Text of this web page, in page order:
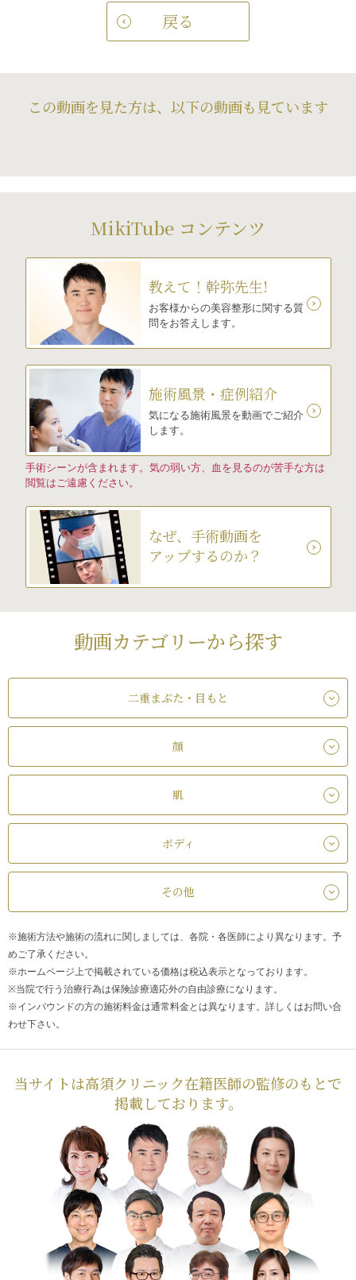
戻る
この動画を見た方は、以下の動画も見ています
MikiTube コンテンツ
教えて！幹弥先生!
お客様からの美容整形に関する質
問をお答えします。
施術風景・症例紹介
気になる施術風景を動画でご紹介
します。
手術シーンが含まれます。気の弱い方、血を見るのが苦手な方は
閲覧はご遠慮ください。
なぜ、手術動画を
アップするのか？
動画カテゴリーから探す
二重まぶた・目もと
顔
肌
ボディ
その他
※施術方法や施術の流れに関しましては、各院・各医師により異なります。予
めご了承ください。
※ホームページ上で掲載されている価格は税込表示となっております。
※当院で行う治療行為は保険診療適応外の自由診療になります。
※インバウンドの方の施術料金は通常料金とは異なります。詳しくはお問い合
わせ下さい。
当サイトは高須クリニック在籍医師の監修のもとで
掲載しております。